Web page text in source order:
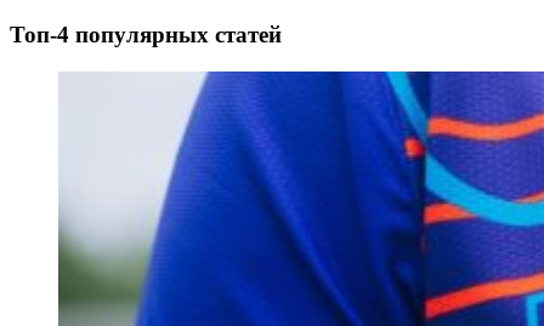
Топ-4 популярных статей